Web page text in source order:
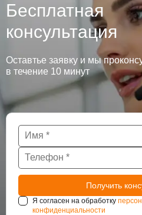
Бесплатная
консультация
Оставтье заявку и мы
в течение 10 минут
Я согласен на обработку
конфиденциальности